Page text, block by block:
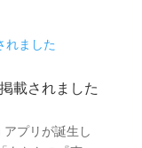
載されました
プリが誕生し